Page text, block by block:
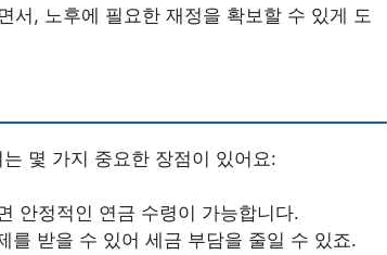
서, 노후에 필요한 재정을 확보할 수 있게 도
몇 가지 중요한 장점이 있어요:
안정적인 연금 수령이 가능합니다.
를 받을 수 있어 세금 부담을 줄일 수 있죠.